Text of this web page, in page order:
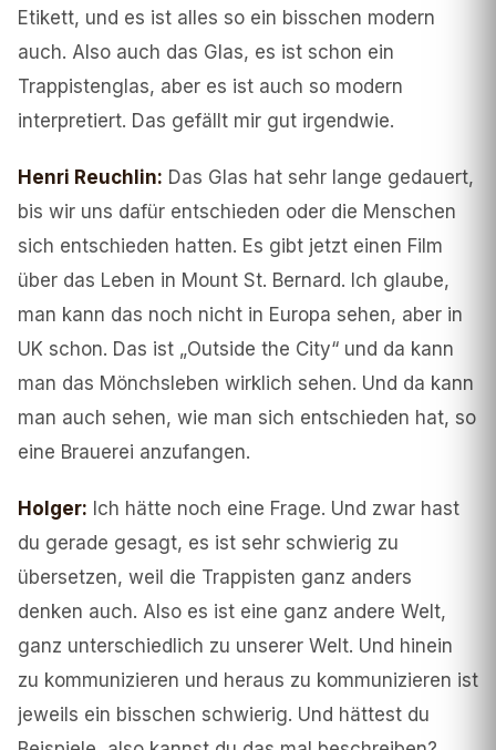
Etikett, und es ist alles so ein bisschen modern
auch. Also auch das Glas, es ist schon ein
Trappistenglas, aber es ist auch so modern
interpretiert. Das gefällt mir gut irgendwie.
Henri Reuchlin: Das Glas hat sehr lange gedauert,
bis wir uns dafür entschieden oder die Menschen
sich entschieden hatten. Es gibt jetzt einen Film
über das Leben in Mount St. Bernard. Ich glaube,
man kann das noch nicht in Europa sehen, aber in
UK schon. Das ist „Outside the City“ und da kann
man das Mönchsleben wirklich sehen. Und da kann
man auch sehen, wie man sich entschieden hat, so
eine Brauerei anzufangen.
Holger: Ich hätte noch eine Frage. Und zwar hast
du gerade gesagt, es ist sehr schwierig zu
übersetzen, weil die Trappisten ganz anders
denken auch. Also es ist eine ganz andere Welt,
ganz unterschiedlich zu unserer Welt. Und hinein
zu kommunizieren und heraus zu kommunizieren ist
jeweils ein bisschen schwierig. Und hättest du